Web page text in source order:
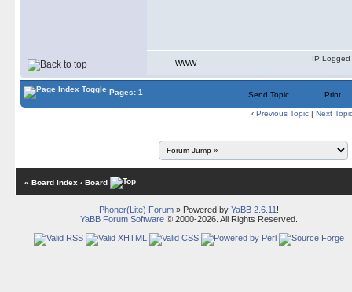
WWW
IP Logged
Pages: 1 Send Topic Print
‹ Previous Topic | Next
« Board Index ‹ Board
Phoner(Lite) Forum» Powered by YaBB 2.6.11 !
YaBB Forum Software© 2000-2026. All Rights Reserved.